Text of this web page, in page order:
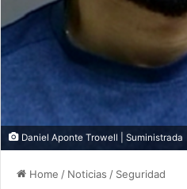
Daniel Aponte Trowell | Suministrada
Home / Noticias / Seguridad